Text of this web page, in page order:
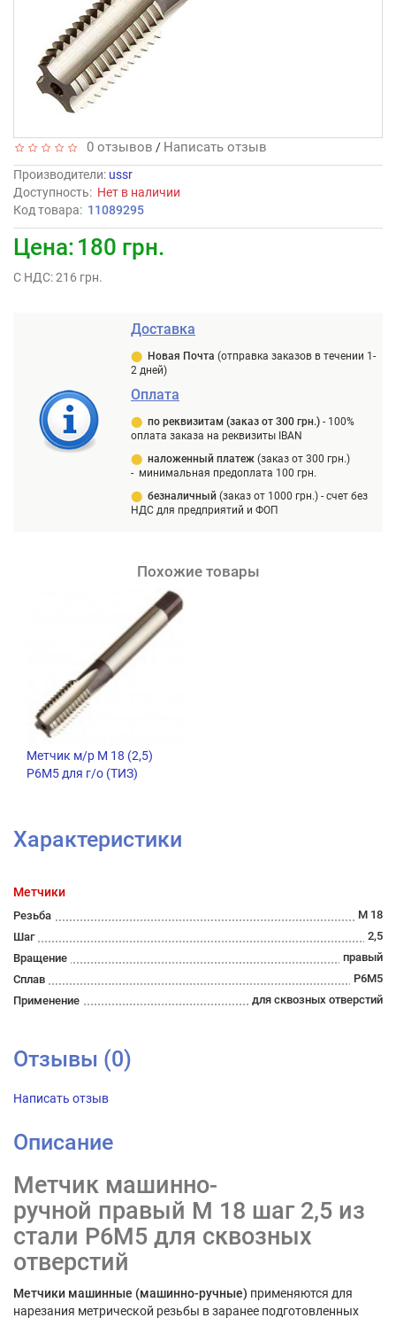
0 отзывов / Написать отзыв
Производители: ussr
Доступность: Нет в наличии
Код товара: 11089295
Цена: 180 грн.
С НДС: 216 грн.
Доставка
⬤ Новая Почта (отправка заказов в течении 1-
2 дней)
Оплата
⬤ по реквизитам (заказ от 300 грн.) - 100%
оплата заказа на реквизиты IBAN
⬤ наложенный платеж (заказ от 300 грн.)
- минимальная предоплата 100 грн.
⬤ безналичный (заказ от 1000 грн.) - счет без
НДС для предприятий и ФОП
Похожие товары
Метчик м/р М 18 (2,5)
Р6М5 для г/о (ТИЗ)
Характеристики
Метчики
Резьба
М 18
Шаг
2,5
Вращение
правый
Сплав
Р6М5
Применение
для сквозных отверстий
Отзывы (0)
Написать отзыв
Описание
Метчик машинно-
ручной правый М 18 шаг 2,5 из
стали Р6М5 для сквозных
отверстий
Метчики машинные (машинно-ручные) применяются для
нарезания метрической резьбы в заранее подготовленных